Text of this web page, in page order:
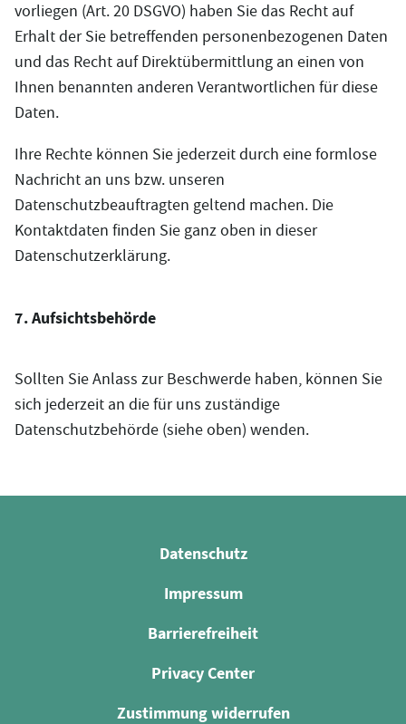
vorliegen (Art. 20 DSGVO) haben Sie das Recht auf
Erhalt der Sie betreffenden personenbezogenen Daten
und das Recht auf Direktübermittlung an einen von
Ihnen benannten anderen Verantwortlichen für diese
Daten.
Ihre Rechte können Sie jederzeit durch eine formlose
Nachricht an uns bzw. unseren
Datenschutzbeauftragten geltend machen. Die
Kontaktdaten finden Sie ganz oben in dieser
Datenschutzerklärung.
7. Aufsichtsbehörde
Sollten Sie Anlass zur Beschwerde haben, können Sie
sich jederzeit an die für uns zuständige
Datenschutzbehörde (siehe oben) wenden.
Datenschutz
Impressum
Barrierefreiheit
Privacy Center
Zustimmung widerrufen